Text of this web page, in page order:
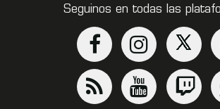
Seguinos en todas las